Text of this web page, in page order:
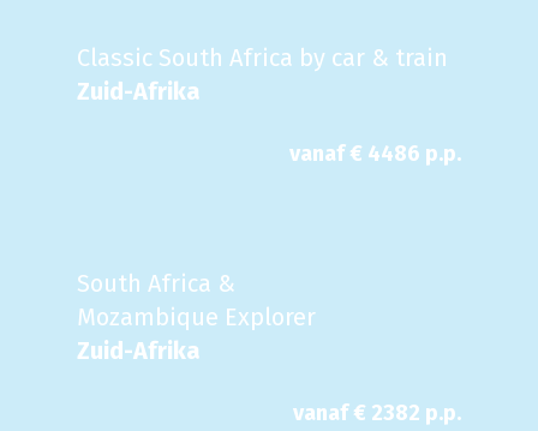
Classic South Africa by car & train
Zuid-Afrika
vanaf € 4486 p.p.
South Africa &
Mozambique Explorer
Zuid-Afrika
vanaf € 2382 p.p.